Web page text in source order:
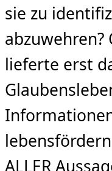
sie zu
lieferte erst
ALLER